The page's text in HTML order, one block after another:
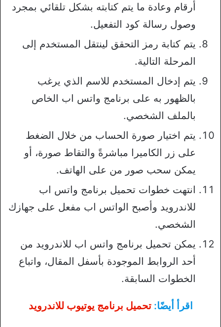
أرقام وعادة ما يتم كتابته بشكل تلقائي بمجرد
وصول رسالة كود التفعيل.
يتم كتابة رمز التحقق لينتقل المستخدم إلى
المرحلة التالية.
يتم إدخال المستخدم للاسم الذي يرغب
بالظهور به على برنامج واتس اب الخاص
بالملف الشخصي.
يتم اختيار صورة الحساب من خلال الضغط
على زر الكاميرا مباشرةً والتقاط صورة، أو
يمكن سحب صور من على الهاتف.
انتهت خطوات تحميل برنامج واتس اب
للاندرويد وأصبح الواتس اب مفعل على جهازك
الشخصي.
يمكن تحميل برنامج واتس اب للاندرويد من
أحد الروابط الموجودة بأسفل المقال، واتباع
الخطوات السابقة.
اقرأ أيضًا:تحميل برنامج يوتيوب للاندرويد